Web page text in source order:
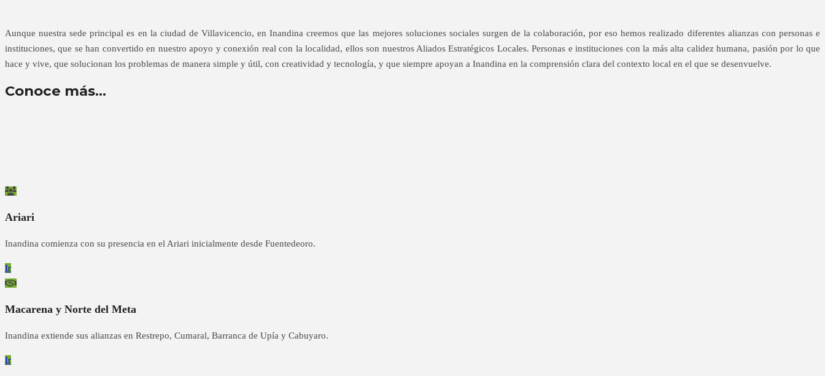
Aunque nuestra sede principal es en la ciudad de Villavicencio, en Inandina creemos que las mejores soluciones sociales surgen de la colaboración, por eso hemos realizado diferentes alianzas con personas e
instituciones, que se han convertido en nuestro apoyo y conexión real con la localidad, ellos son nuestros Aliados Estratégicos Locales. Personas e instituciones con la más alta calidez humana, pasión por lo que
hace y vive, que solucionan los problemas de manera simple y útil, con creatividad y tecnología, y que siempre apoyan a Inandina en la comprensión clara del contexto local en el que se desenvuelve.
Conoce más...
Ariari
Inandina comienza con su presencia en el Ariari inicialmente desde Fuentedeoro.
Ir
Macarena y Norte del Meta
Inandina extiende sus alianzas en Restrepo, Cumaral, Barranca de Upía y Cabuyaro.
Ir